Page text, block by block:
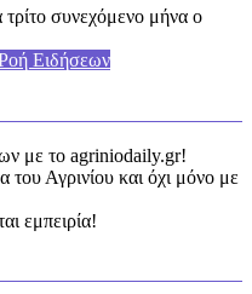
συνεχόμενο μήνα ο
Ειδήσεων
με το agriniodaily.gr!
του Αγρινίου και όχι μόνο με
εμπειρία!